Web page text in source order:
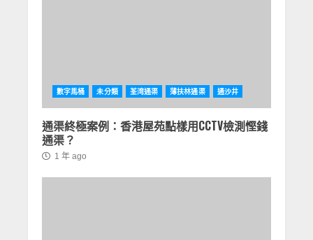
數字馬桶 未分類 荃湾通渠 薄扶林通渠 通沙井
通渠終極案例：香港屋苑點樣用CCTV檢測慳錢
通渠？
1 年 ago